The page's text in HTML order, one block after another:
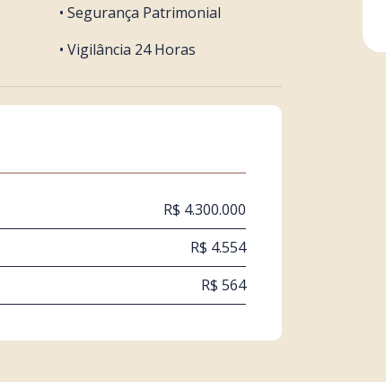
• Segurança Patrimonial
• Vigilância 24 Horas
R$ 4.300.000
R$ 4.554
R$ 564